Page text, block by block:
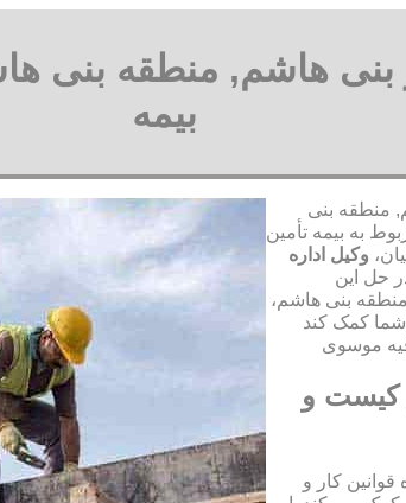
بنی هاشم, منطقه بنی
بیمه
منطقه بنی
به بیمه تأمین
وکیل اداره
حل این
بنی هاشم،
شما کمک کند
کیست و
کار و